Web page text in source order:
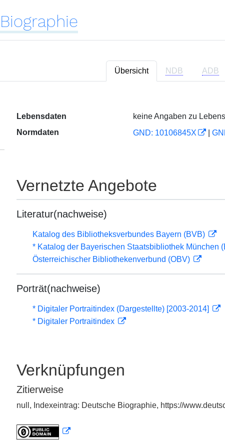
Biographie
Übersicht NDB ADB
Lebensdaten
keine Angaben zu
Normdaten
GND: 10106845X
Vernetzte Angebote
Literatur(nachweise)
Katalog des Bibliotheksverbundes Bayern (BVB)
* Katalog der Bayerischen Staatsbibliothek München
Österreichischer Bibliothekenverbund (OBV)
Porträt(nachweise)
* Digitaler Portraitindex (Dargestellte) [2003-2014]
* Digitaler Portraitindex
Verknüpfungen
Zitierweise
null, Indexeintrag: Deutsche Biographie, https://